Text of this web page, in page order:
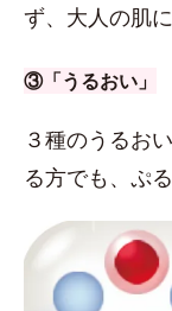
ず、大人の肌
③「うるおい」
３種のうるお
る方でも、ぷ